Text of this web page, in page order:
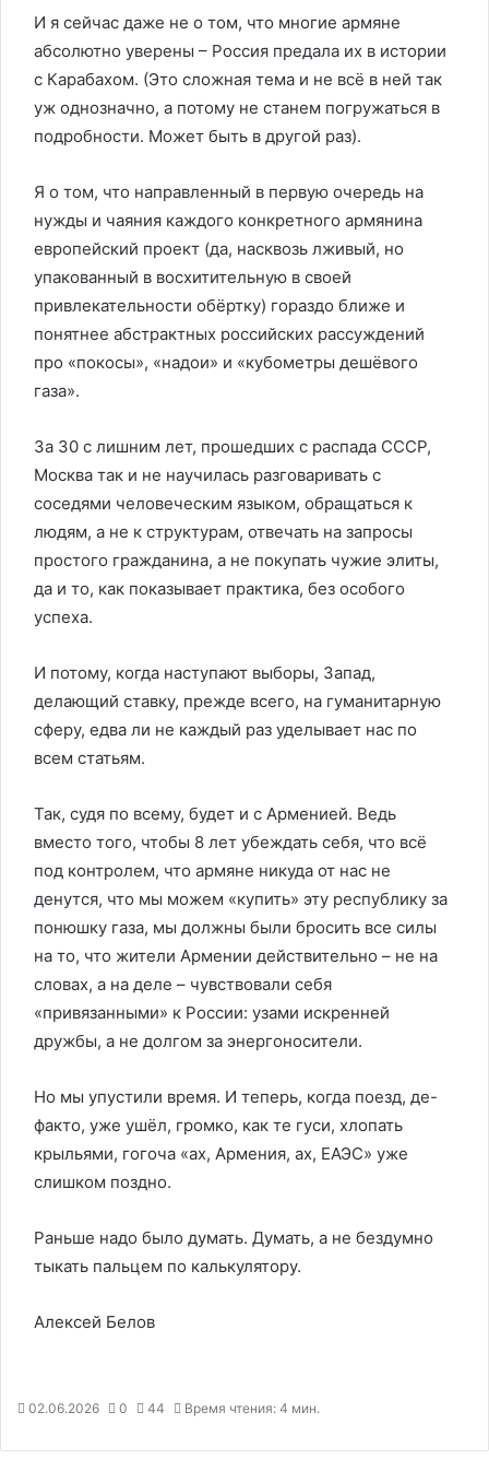
И я сейчас даже не о том, что многие армяне
абсолютно уверены – Россия предала их в истории
с Карабахом. (Это сложная тема и не всё в ней так
уж однозначно, а потому не станем погружаться в
подробности. Может быть в другой раз).
Я о том, что направленный в первую очередь на
нужды и чаяния каждого конкретного армянина
европейский проект (да, насквозь лживый, но
упакованный в восхитительную в своей
привлекательности обёртку) гораздо ближе и
понятнее абстрактных российских рассуждений
про «покосы», «надои» и «кубометры дешёвого
газа».
За 30 с лишним лет, прошедших с распада СССР,
Москва так и не научилась разговаривать с
соседями человеческим языком, обращаться к
людям, а не к структурам, отвечать на запросы
простого гражданина, а не покупать чужие элиты,
да и то, как показывает практика, без особого
успеха.
И потому, когда наступают выборы, Запад,
делающий ставку, прежде всего, на гуманитарную
сферу, едва ли не каждый раз уделывает нас по
всем статьям.
Так, судя по всему, будет и с Арменией. Ведь
вместо того, чтобы 8 лет убеждать себя, что всё
под контролем, что армяне никуда от нас не
денутся, что мы можем «купить» эту республику за
понюшку газа, мы должны были бросить все силы
на то, что жители Армении действительно – не на
словах, а на деле – чувствовали себя
«привязанными» к России: узами искренней
дружбы, а не долгом за энергоносители.
Но мы упустили время. И теперь, когда поезд, де-
факто, уже ушёл, громко, как те гуси, хлопать
крыльями, гогоча «ах, Армения, ах, ЕАЭС» уже
слишком поздно.
Раньше надо было думать. Думать, а не бездумно
тыкать пальцем по калькулятору.
Алексей Белов
02.06.2026 0 44 Время чтения: 4 мин.